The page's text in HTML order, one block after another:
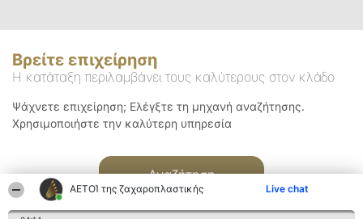
ΑΕΤΟΊ της ζαχαροπλαστικής Live chat
Βρείτε επιχείρηση
Η κατάταξη περιλαμβάνει τους καλύτερους στον κλάδο
Ψάχνετε επιχείρηση; Ελέγξτε τη μηχανή αναζήτησης.
Χρησιμοποιήστε την καλύτερη υπηρεσία
Αναζήτηση